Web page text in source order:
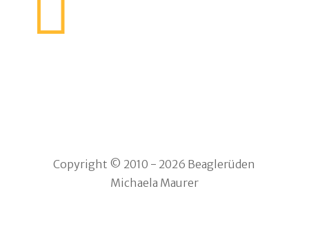
Copyright © 2010 - 2026 Beaglerüden
Michaela Maurer